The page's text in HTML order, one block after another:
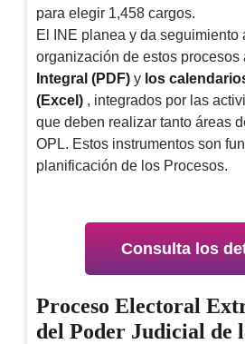
para elegir 1,458 cargos.
El INE planea y da seguimiento
organización de estos procesos
Integral (PDF) y los
(Excel) , integrados por las
que deben realizar tanto áreas
OPL. Estos instrumentos son
planificación de los Procesos.
Consulta los
Proceso Electoral
del Poder Judicial de